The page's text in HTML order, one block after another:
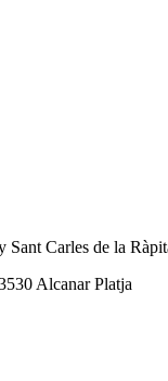
Carles de la
Alcanar Platja